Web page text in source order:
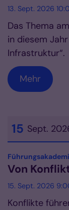
13. Sept. 2026
Das Thema
in diesem Jahr
Infrastruktur“.
Mehr
15 Sept.
Datum: 15.
Von
15. Sept. 2026
Konflikte